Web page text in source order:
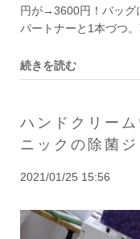
円が→3600円！バッグ
パートナーと1本づつ。
続きを読む
ハンドクリー
ニックの除菌
2021/01/25 15:56